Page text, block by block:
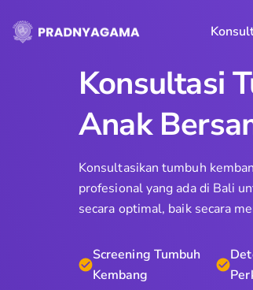
Konsultasi
Anak
Konsultasikan tumbuh
profesional yang ada di Bali
secara optimal, baik secara
Screening Tumbuh
Kembang